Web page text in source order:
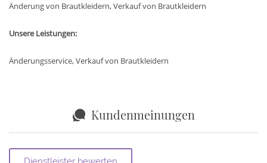
Änderung von Brautkleidern, Verkauf von Brautkleidern
Unsere Leistungen:
Änderungsservice, Verkauf von Brautkleidern
Kundenmeinungen